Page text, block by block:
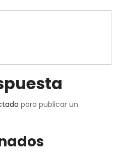
para publicar un